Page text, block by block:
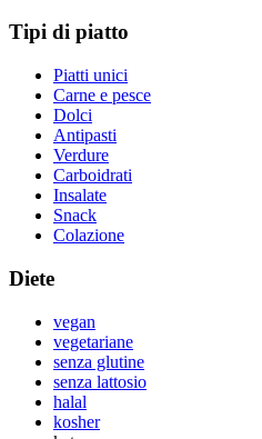
Tipi di piatto
Piatti unici
Carne e pesce
Dolci
Antipasti
Verdure
Carboidrati
Insalate
Snack
Colazione
Diete
vegan
vegetariane
senza glutine
senza lattosio
halal
kosher